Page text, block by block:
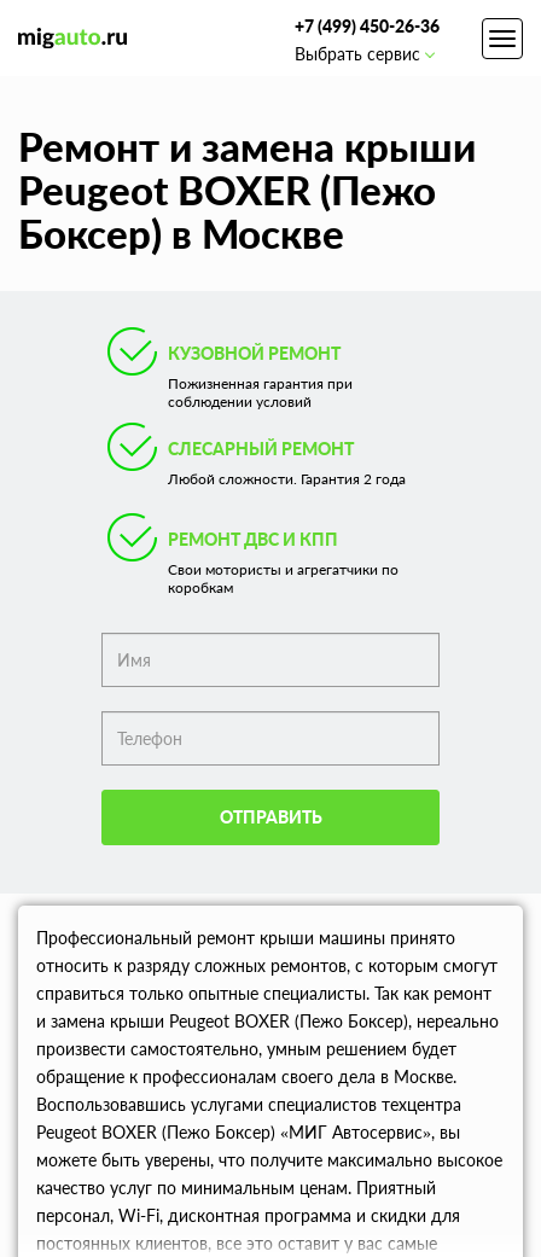
+7 (499) 450-26-36
Выбрать сервис
Ремонт и замена крыши
Peugeot BOXER (Пежо
Боксер) в Москве
КУЗОВНОЙ РЕМОНТ
Пожизненная гарантия при
соблюдении условий
СЛЕСАРНЫЙ РЕМОНТ
Любой сложности. Гарантия 2 года
РЕМОНТ ДВС И КПП
Свои мотористы и агрегатчики по
коробкам
ОТПРАВИТЬ
Профессиональный ремонт крыши машины принято
относить к разряду сложных ремонтов, с которым смогут
справиться только опытные специалисты. Так как ремонт
и замена крыши Peugeot BOXER (Пежо Боксер), нереально
произвести самостоятельно, умным решением будет
обращение к профессионалам своего дела в Москве.
Воспользовавшись услугами специалистов техцентра
Peugeot BOXER (Пежо Боксер) «МИГ Автосервис», вы
можете быть уверены, что получите максимально высокое
качество услуг по минимальным ценам. Приятный
персонал, Wi-Fi, дисконтная программа и скидки для
постоянных клиентов, все это оставит у вас самые